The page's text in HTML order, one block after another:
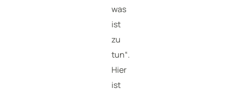
was
ist
zu
tun“.
Hier
ist